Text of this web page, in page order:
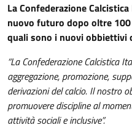
La Confederazione
nuovo futuro dopo oltre
quali sono i nuovi obbiettivi
“La Confederazione Calcistica
aggregazione, promozione,
derivazioni del calcio. Il nostro
promuovere discipline al
attività sociali e inclusive”.